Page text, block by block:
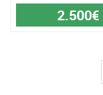
2.500€